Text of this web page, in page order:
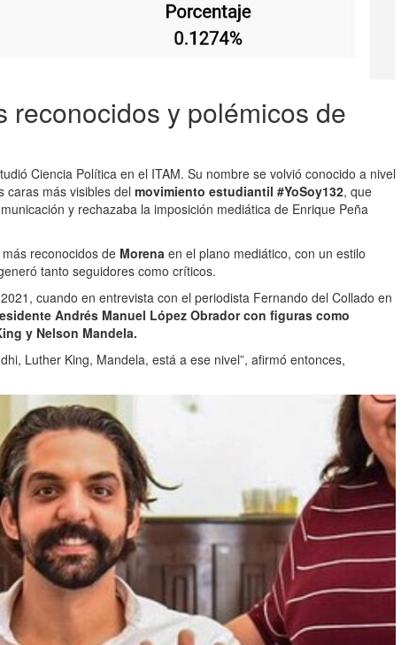
reconocidos y polémicos de
Ciencia Política en el ITAM. Su nombre se volvió conocido a nivel
caras más visibles del movimiento estudiantil #YoSoy132, que
y rechazaba la imposición mediática de Enrique Peña
reconocidos de Morena en el plano mediático, con un estilo
tanto seguidores como críticos.
cuando en entrevista con el periodista Fernando del Collado en
Andrés Manuel López Obrador con figuras como
y Nelson Mandela.
Luther King, Mandela, está a ese nivel”, afirmó entonces,